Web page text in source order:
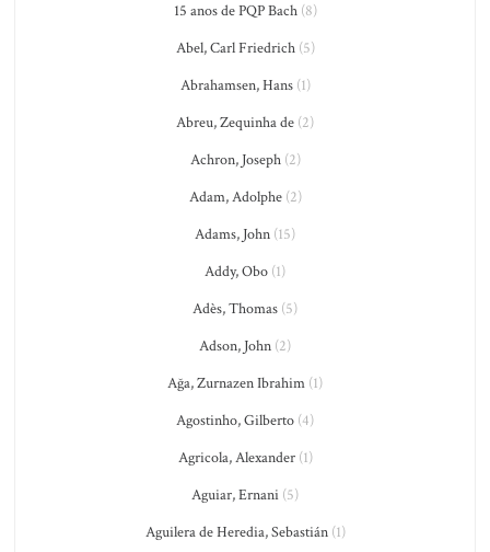
15 anos de PQP Bach(8)
Abel, Carl Friedrich(5)
Abrahamsen, Hans(1)
Abreu, Zequinha de (2)
Achron, Joseph(2)
Adam, Adolphe(2)
Adams, John (15)
Addy, Obo (1)
Adès, Thomas (5)
Adson, John (2)
Ağa, Zurnazen Ibrahim (1)
Agostinho, Gilberto (4)
Agricola, Alexander(1)
Aguiar, Ernani (5)
Aguilera de Heredia, Sebastián(1)